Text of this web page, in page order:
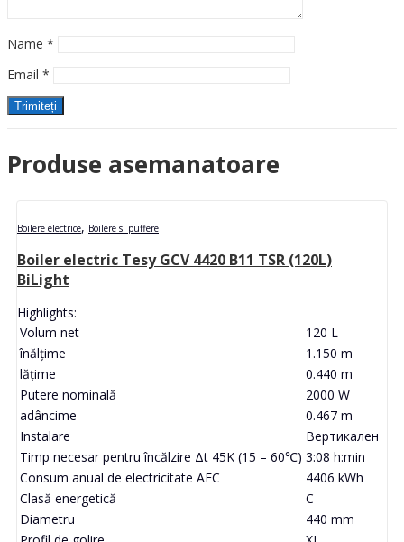
Name *
Email *
Produse asemanatoare
Boilere electrice, Boilere si puffere
Boiler electric Tesy GCV 4420 B11 TSR (120L)
BiLight
Highlights:
Volum net
120 L
înălţime
1.150 m
lăţime
0.440 m
Putere nominală
2000 W
adâncime
0.467 m
Instalare
Вертикален
Timp necesar pentru încălzire Δt 45K (15 – 60℃) 3:08 h:min
Consum anual de electricitate AEC
4406 kWh
Clasă energetică
C
Diametru
440 mm